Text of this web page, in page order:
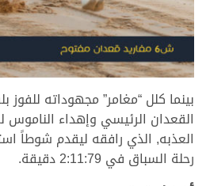
بينما كلل “مغامر” مجهوداته
القعدان الرئيسي وإهداء الناموس
العذبه, الذي رافقه ليقدم شوطاً
رحلة السباق في 2:11:79 دقيقة.